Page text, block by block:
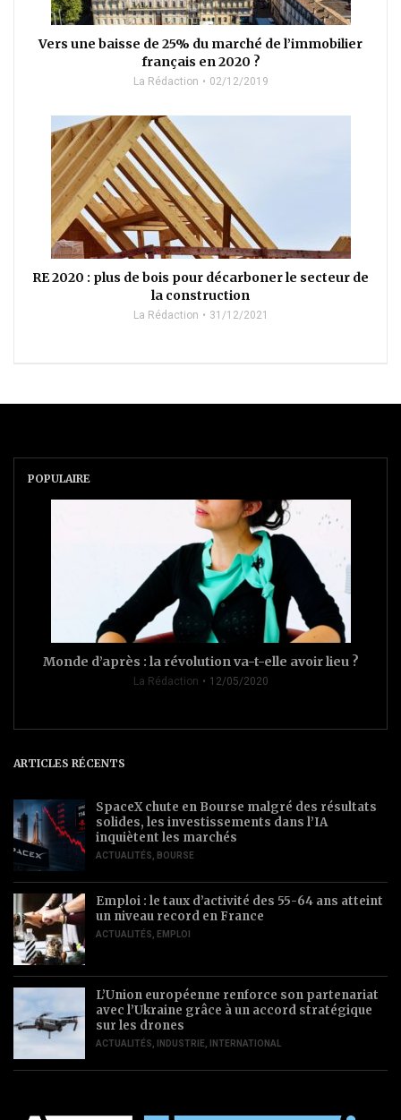
Vers une baisse de 25% du marché de l’immobilier
français en 2020 ?
La Rédaction 02/12/2019
RE 2020 : plus de bois pour décarboner le secteur de
la construction
La Rédaction 31/12/2021
POPULAIRE
Monde d’après : la révolution va-t-elle avoir lieu ?
La Rédaction 12/05/2020
ARTICLES RÉCENTS
SpaceX chute en Bourse malgré des résultats
solides, les investissements dans l’IA
inquiètent les marchés
ACTUALITÉS BOURSE
Emploi : le taux d’activité des 55-64 ans atteint
un niveau record en France
ACTUALITÉS EMPLOI
L’Union européenne renforce son partenariat
avec l’Ukraine grâce à un accord stratégique
sur les drones
ACTUALITÉS INDUSTRIE INTERNATIONAL